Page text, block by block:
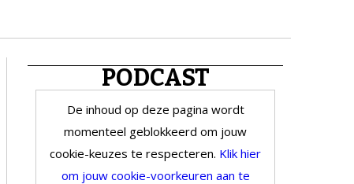
PODCAST
De inhoud op deze pagina wordt
momenteel geblokkeerd om jouw
cookie-keuzes te respecteren. Klik hier
om jouw cookie-voorkeuren aan te